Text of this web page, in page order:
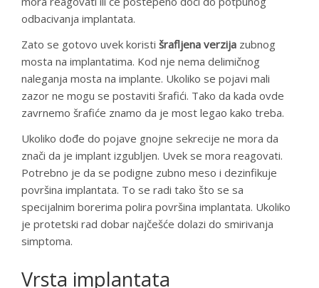
odbacivanja implantata.
Zato se gotovo uvek koristi šrafljena verzija zubnog
mosta na implantatima. Kod nje nema delimičnog
naleganja mosta na implante. Ukoliko se pojavi mali
zazor ne mogu se postaviti šrafići. Tako da kada ovde
zavrnemo šrafiće znamo da je most legao kako treba.
Ukoliko dođe do pojave gnojne sekrecije ne mora da
znači da je implant izgubljen. Uvek se mora reagovati.
Potrebno je da se podigne zubno meso i dezinfikuje
površina implantata. To se radi tako što se sa
specijalnim borerima polira površina implantata. Ukoliko
je protetski rad dobar najčešće dolazi do smirivanja
simptoma.
Vrsta implantata